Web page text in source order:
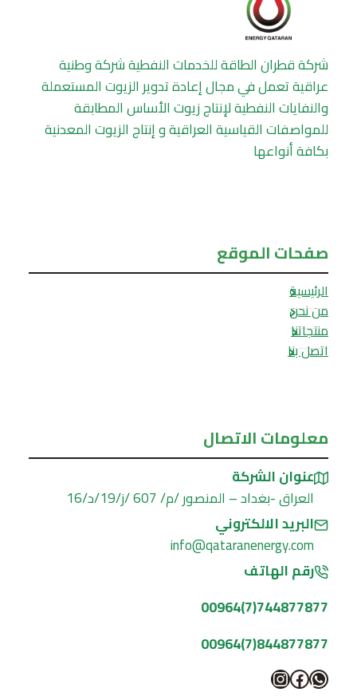
شركة قطران الطاقة للخدمات النفطية شركة وطنية
عراقية تعمل في مجال إعادة تدوير الزيوت المستعملة
والنفايات النفطية لإنتاج زيوت الأساس المطابقة
للمواصفات القياسية العراقية و إنتاج الزيوت المعدنية
بكافة أنواعها
صفحات الموقع
الرئيسية
من نحن
منتجاتنا
اتصل بنا
معلومات الاتصال
عنوان الشركة
العراق -بغداد – المنصور /م/ 607 /ز/19/د/16
البريد الالكتروني
info@qataranenergy.com
رقم الهاتف
744877877(7)00964
844877877(7)00964
واتساب
فيسبوك
إنستجرام